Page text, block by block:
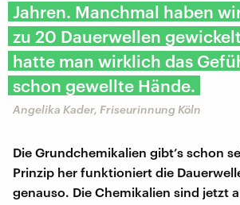
Jahren. Manchmal haben
zu 20 Dauerwellen
hatte man wirklich das
schon gewellte Hände.
Angelika Kader, Friseurinnung Köln
Die Grundchemikalien gibt’s schon
Prinzip her funktioniert die
genauso. Die Chemikalien sind jetzt